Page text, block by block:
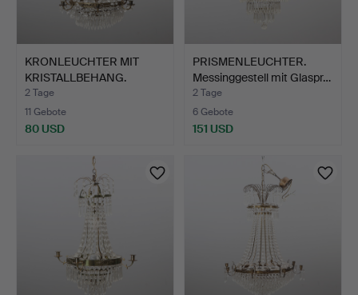
KRONLEUCHTER MIT
KRISTALLBEHANG.
Messingge…
2 Tage
11 Gebote
80 USD
PRISMENLEUCHTER.
Messinggestell mit Glaspr…
2 Tage
6 Gebote
151 USD